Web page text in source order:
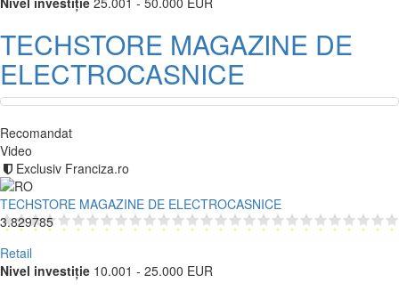
TECHSTORE MAGAZINE DE
ELECTROCASNICE
Recomandat
Video
Exclusiv Franciza.ro
TECHSTORE MAGAZINE DE ELECTROCASNICE
3.829785
Retail
Nivel investiție 10.001 - 25.000 EUR